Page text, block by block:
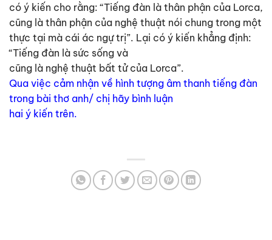
có ý kiến cho rằng: “Tiếng đàn là thân phận của Lorca,
cũng là thân phận của nghệ thuật nói chung trong một
thực tại mà cái ác ngự trị”. Lại có ý kiến khẳng định:
“Tiếng đàn là sức sống và
cũng là nghệ thuật bất tử của Lorca”.
Qua việc cảm nhận về hình tượng âm thanh tiếng đàn
trong bài thơ anh/ chị hãy bình luận
hai ý kiến trên.